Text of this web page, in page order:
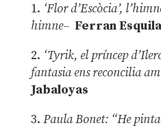
1. ‘Flor d’Escòcia’,
himne– Ferran
2. ‘Tyrik, el príncep
fantasia ens reconcilia
Jabaloyas
3. Paula Bonet: “He